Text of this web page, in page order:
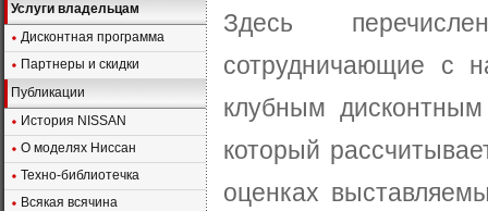
Услуги владельцам
Дисконтная программа
Партнеры и скидки
Публикации
История NISSAN
О моделях Ниссан
Техно-библиотечка
Всякая всячина
Здесь
сотрудничающие с
клубным
который
оценках